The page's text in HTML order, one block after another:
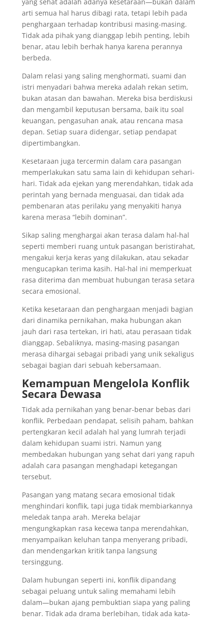
arti semua hal harus dibagi rata, tetapi lebih pada
penghargaan terhadap kontribusi masing-masing.
Tidak ada pihak yang dianggap lebih penting, lebih
benar, atau lebih berhak hanya karena perannya
berbeda.
Dalam relasi yang saling menghormati, suami dan
istri menyadari bahwa mereka adalah rekan setim,
bukan atasan dan bawahan. Mereka bisa berdiskusi
dan mengambil keputusan bersama, baik itu soal
keuangan, pengasuhan anak, atau rencana masa
depan. Setiap suara didengar, setiap pendapat
dipertimbangkan.
Kesetaraan juga tercermin dalam cara pasangan
memperlakukan satu sama lain di kehidupan sehari-
hari. Tidak ada ejekan yang merendahkan, tidak ada
perintah yang bernada menguasai, dan tidak ada
pembenaran atas perilaku yang menyakiti hanya
karena merasa “lebih dominan”.
Sikap saling menghargai akan terasa dalam hal-hal
seperti memberi ruang untuk pasangan beristirahat,
mengakui kerja keras yang dilakukan, atau sekadar
mengucapkan terima kasih. Hal-hal ini memperkuat
rasa diterima dan membuat hubungan terasa setara
secara emosional.
Ketika kesetaraan dan penghargaan menjadi bagian
dari dinamika pernikahan, maka hubungan akan
jauh dari rasa tertekan, iri hati, atau perasaan tidak
dianggap. Sebaliknya, masing-masing pasangan
merasa dihargai sebagai pribadi yang unik sekaligus
sebagai bagian dari sebuah kebersamaan.
Kemampuan Mengelola Konflik
Secara Dewasa
Tidak ada pernikahan yang benar-benar bebas dari
konflik. Perbedaan pendapat, selisih paham, bahkan
pertengkaran kecil adalah hal yang lumrah terjadi
dalam kehidupan suami istri. Namun yang
membedakan hubungan yang sehat dari yang rapuh
adalah cara pasangan menghadapi ketegangan
tersebut.
Pasangan yang matang secara emosional tidak
menghindari konflik, tapi juga tidak membiarkannya
meledak tanpa arah. Mereka belajar
mengungkapkan rasa kecewa tanpa merendahkan,
menyampaikan keluhan tanpa menyerang pribadi,
dan mendengarkan kritik tanpa langsung
tersinggung.
Dalam hubungan seperti ini, konflik dipandang
sebagai peluang untuk saling memahami lebih
dalam—bukan ajang pembuktian siapa yang paling
benar. Tidak ada drama berlebihan, tidak ada kata-